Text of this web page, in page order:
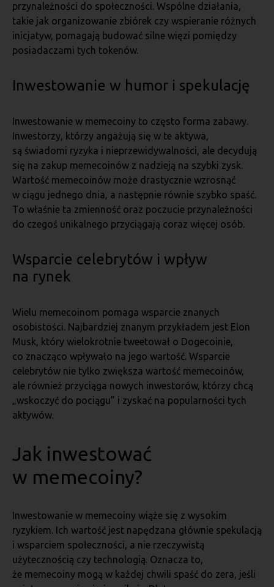
przynależności do społeczności. Wspólne działania,
takie jak organizowanie zbiórek czy wspieranie różnych
inicjatyw, pomagają budować silne więzi pomiędzy
posiadaczami tych tokenów.
Inwestowanie w humor i spekulację
Inwestowanie w memecoiny to często forma zabawy.
Inwestorzy, którzy angażują się w te aktywa,
są świadomi ryzyka i nieprzewidywalności, ale decydują
się na zakup memecoinów z nadzieją na szybki zysk.
Wartość memecoinów może drastycznie wzrosnąć
w ciągu jednego dnia, a następnie równie szybko spaść.
To właśnie ta zmienność oraz poczucie przynależności
do czegoś unikalnego przyciągają coraz więcej osób.
Wsparcie celebrytów i wpływ
na rynek
Wielu memecoinom pomaga wsparcie znanych
osobistości. Najbardziej znanym przykładem jest Elon
Musk, który wielokrotnie tweetował o Dogecoinie,
co znacząco wpływało na jego wartość. Wsparcie
celebrytów nie tylko zwiększa wartość memecoinów,
ale również przyciąga nowych inwestorów, którzy chcą
„wskoczyć do pociągu” i zyskać na popularności tych
aktywów.
Jak inwestować
w memecoiny?
Inwestowanie w memecoiny wiąże się z wysokim
ryzykiem. Ich wartość jest napędzana głównie spekulacją
i wsparciem społeczności, a nie rzeczywistą
użytecznością czy technologią. Oznacza to,
że memecoiny mogą w każdej chwili spaść do zera, jeśli